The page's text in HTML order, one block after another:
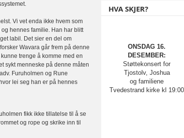
Vi vet enda ikke hvem som
hennes familie. Han har blitt
labil. Det sier en del om
Wavara går frem på denne
trenge å komme med en
sykt menneske på denne måten
Furuholmen og Rune
lei seg han er på hennes
fikk ikke tillatelse til å se
og rope og skrike inn til
HVA SKJER?
ONSDAG 16.
DESEMBER:
Støttekonsert for
Tjostolv, Joshua
og familiene
Tvedestrand kirke kl 19:00